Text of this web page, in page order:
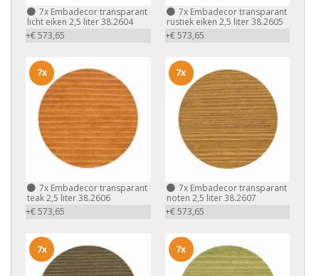
7x Embadecor transparant
licht eiken 2,5 liter 38.2604
+€ 573,65
7xEmbadecor transparant
rustiek eiken 2,5 liter 38.2605
+€ 573,65
7x Embadecor transparant
teak 2,5 liter 38.2606
+€ 573,65
7x
7xEmbadecor transparant
noten 2,5 liter 38.2607
+€ 573,65
7x
7x 7x